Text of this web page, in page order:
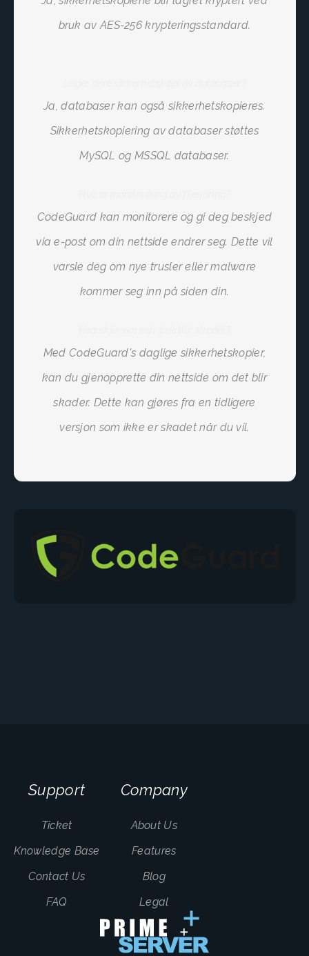
bruk av AES-256 krypteringsstandard.
Ja, databaser kan også sikkerhetskopieres.
Sikkerhetskopiering av databaser støttes
MySQL og MSSQL databaser.
CodeGuard kan monitorere og gi deg beskjed
via e-post om din nettside endrer seg. Dette vil
varsle deg om nye trusler eller malware
kommer seg inn på siden din.
Med CodeGuard's daglige sikkerhetskopier,
kan du gjenopprette din nettside om det blir
skader. Dette kan gjøres fra en tidligere
versjon som ikke er skadet når du vil.
Support
Ticket
Knowledge Base
Contact Us
FAQ
Company
About Us
Features
Blog
Legal